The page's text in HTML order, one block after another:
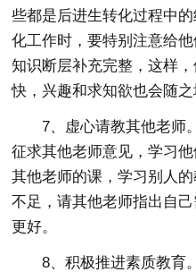
些都是后进生转化过程中
化工作时，要特别注意给
知识断层补充完整，这样
快，兴趣和求知欲也会随之
7、虚心请教其他老师
征求其他老师意见，学习
其他老师的课，学习别人
不足，请其他老师指出自
更好。
8、积极推进素质教育